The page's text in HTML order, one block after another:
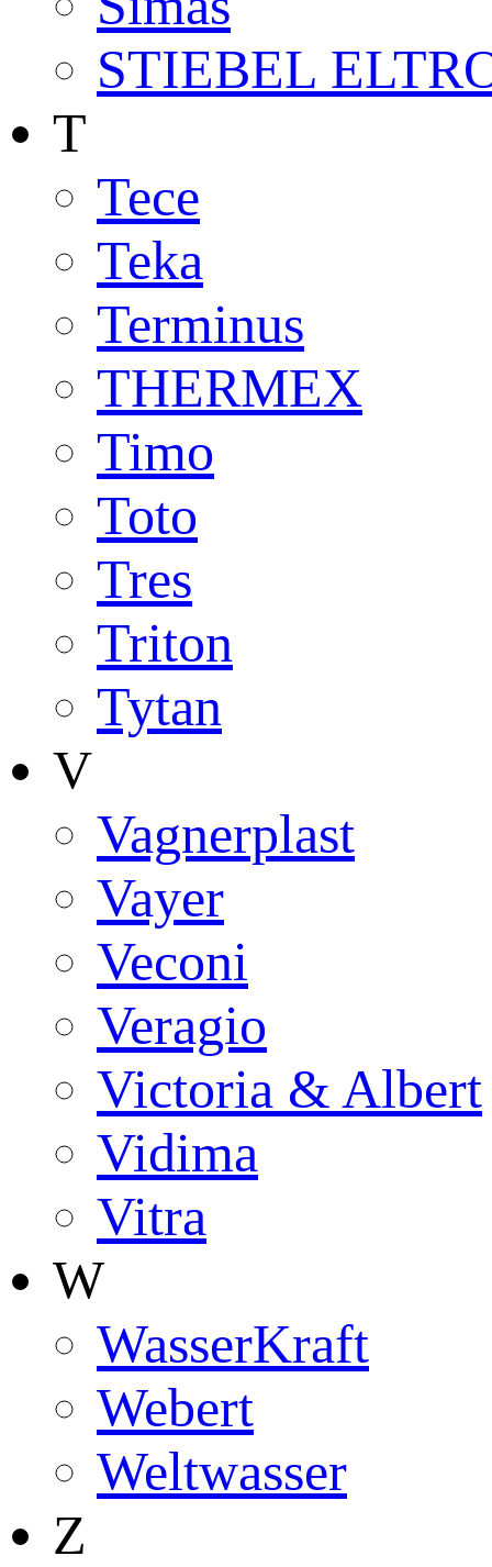
STIEBEL
T
Tece
Teka
Terminus
THERMEX
Timo
Toto
Tres
Triton
Tytan
V
Vagnerplast
Vayer
Veconi
Veragio
Victoria & Albert
Vidima
Vitra
W
WasserKraft
Webert
Weltwasser
Z